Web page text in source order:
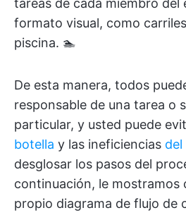
tareas de cada miembro del
formato visual, como
piscina. 🏊
De esta manera, todos
responsable de una tarea o
particular, y usted puede
botella y las ineficiencias
desglosar los pasos del
continuación, le mostramos
propio diagrama de flujo de